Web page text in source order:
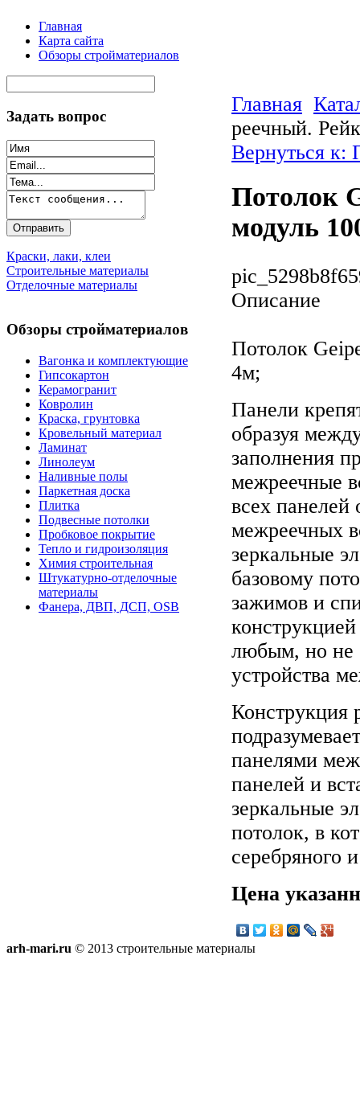
Главная
Карта сайта
Обзоры стройматериалов
Задать вопрос
Краски, лаки, клеи
Строительные материалы
Отделочные материалы
Обзоры стройматериалов
Вагонка и комплектующие
Гипсокартон
Керамогранит
Ковролин
Краска, грунтовка
Кровельный материал
Ламинат
Линолеум
Наливные полы
Паркетная доска
Плитка
Подвесные потолки
Пробковое покрытие
Тепло и гидроизоляция
Химия строительная
Штукатурно-отделочные
материалы
Фанера, ДВП, ДСП, OSB
Главная
реечный.
Вернуться к:
Потолок
модуль
Описание
Потолок
4м;
Панели
образуя
заполнения
межреечные
всех
межреечных
зеркальные
базовому
зажимов и
любым, но не
устройства
Конструкция
панелями
панелей и
зеркальные
потолок, в
серебряного
Цена
arh-mari.ru © 2013 строительные материалы